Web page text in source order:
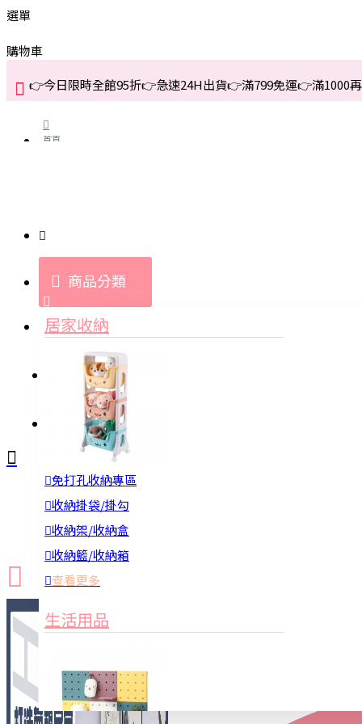
選單
購物車
👉今日限時全館95折👉急速24H出貨👉滿799免運👉滿1000
首頁
商品分類
居家收納
免打孔收納專區
收納掛袋/掛勾
收納架/收納盒
收納籃/收納箱
查看更多
生活用品
登入
新品上市